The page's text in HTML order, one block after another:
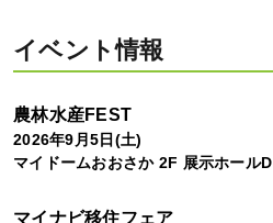
イベント情報
農林水産FEST
2026年9月5日(土)
マイドームおおさか 2F 展示ホールD
マイナビ移住フェア